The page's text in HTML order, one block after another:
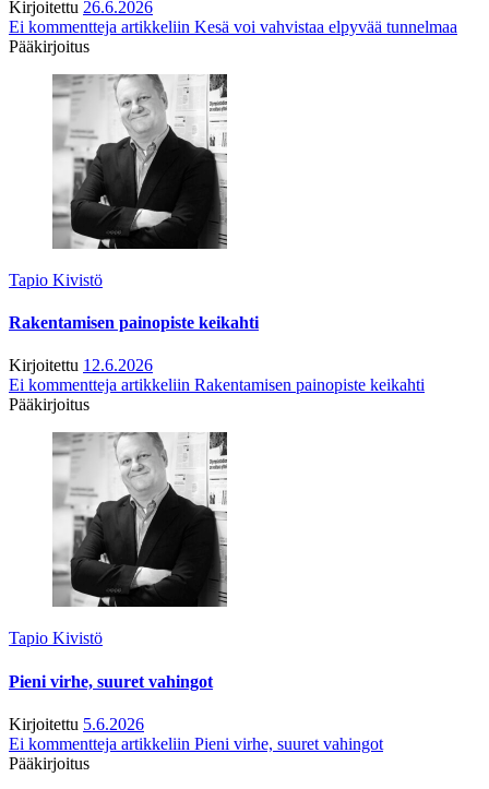
Kirjoitettu 26.6.2026
Ei kommentteja artikkeliin Kesä voi vahvistaa elpyvää tunnelmaa
Pääkirjoitus
Tapio Kivistö
Rakentamisen painopiste keikahti
Kirjoitettu 12.6.2026
Ei kommentteja artikkeliin Rakentamisen painopiste keikahti
Pääkirjoitus
Tapio Kivistö
Pieni virhe, suuret vahingot
Kirjoitettu 5.6.2026
Ei kommentteja artikkeliin Pieni virhe, suuret vahingot
Pääkirjoitus